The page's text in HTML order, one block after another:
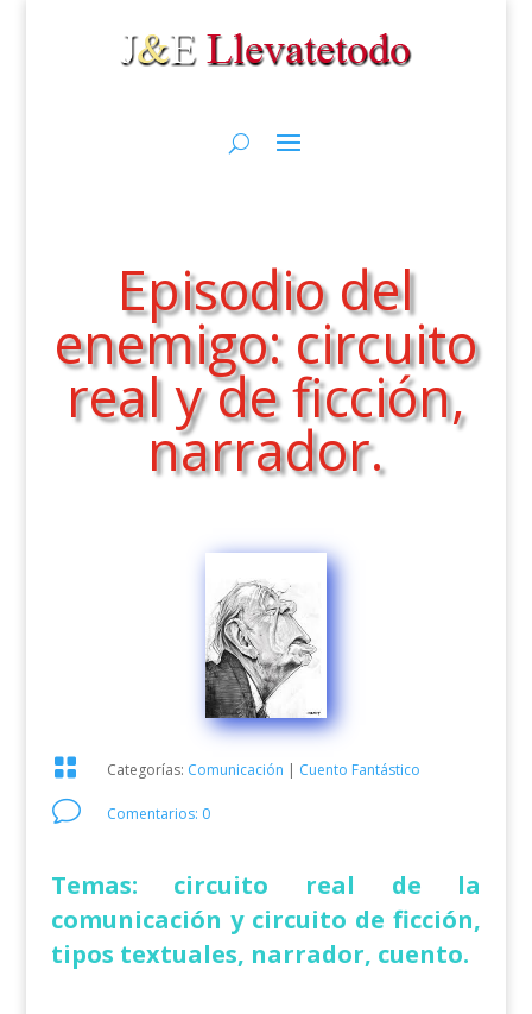
Episodio del
enemigo: circuito
real y de ficción,
narrador.
 Categorías: Comunicación | Cuento Fantástico
v Comentarios: 0
Temas: circuito real de la
comunicación y circuito de ficción,
tipos textuales, narrador, cuento.